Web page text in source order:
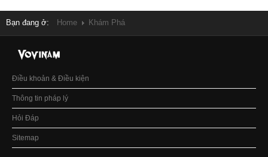
Bạn đang ở: Home Khám Phá
Điều khoản & Điều kiện
Thông tin pháp lý
Hỏi Đáp
Sitemap